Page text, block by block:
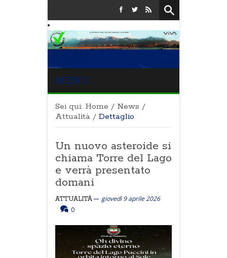
MENU
Sei qui: Home / News /
Attualità / Dettaglio
Un nuovo asteroide si
chiama Torre del Lago
e verrà presentato
domani
ATTUALITÀ
giovedì 9 aprile 2026
0